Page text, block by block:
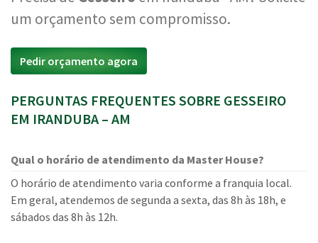
um orçamento sem compromisso.
Pedir orçamento agora
PERGUNTAS FREQUENTES SOBRE GESSEIRO
EM IRANDUBA – AM
Qual o horário de atendimento da Master House?
O horário de atendimento varia conforme a franquia local.
Em geral, atendemos de segunda a sexta, das 8h às 18h, e
sábados das 8h às 12h.